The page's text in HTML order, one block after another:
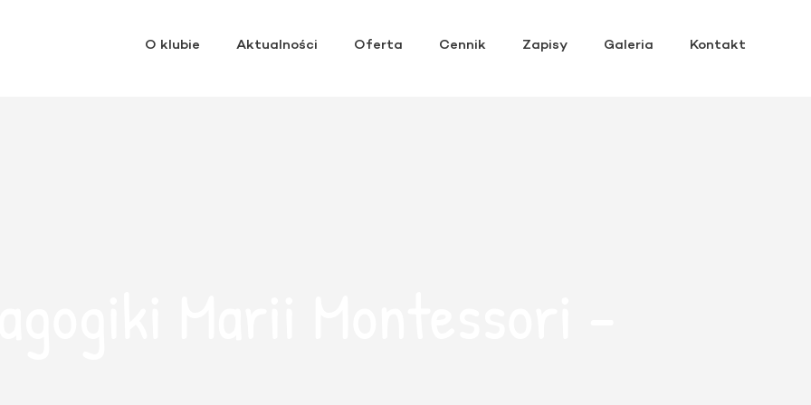
O klubie Aktualności Oferta Cennik Zapisy Galeria Kontakt